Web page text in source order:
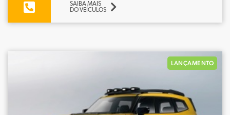
SAIBA MAIS
DO VEÍCULOS
LANÇAMENTO